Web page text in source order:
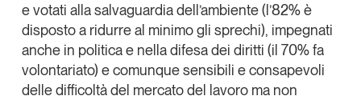
e votati alla salvaguardia dell’ambiente (l’82% è
disposto a ridurre al minimo gli sprechi), impegnati
anche in politica e nella difesa dei diritti (il 70% fa
volontariato) e comunque sensibili e consapevoli
delle difficoltà del mercato del lavoro ma non